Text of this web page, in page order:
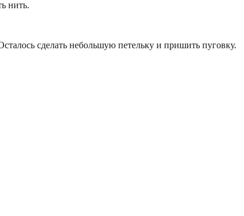
нить.
сделать небольшую петельку и пришить пуговку.